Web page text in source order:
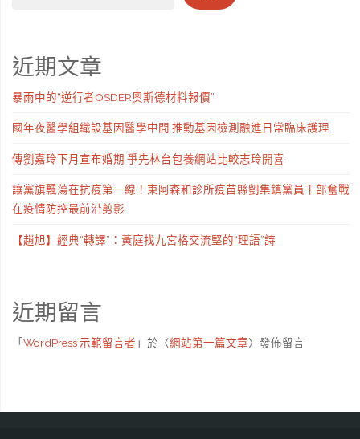
近期文章
暴雨中的“逆行者OSDER奧斯德材料報價”
國年夜醫學組織設基因醫學中間 推動基因檢測融進日常臨床護理
傳劉嘉玲下月宣布婚期 爭先林台包養網站比較志玲開喜
讓黨旗飄蕩在抗疫第一線！東阿森和診所疫苗縣劉集鎮黨員干部奮戰
在疫情防控最前沿剪影
【趙旭】經典“轉譯”：黃庭找九宮格交流堅的“理語”詩
近期留言
「 WordPress 示範留言者 」於〈網站第一篇文章〉發佈留言